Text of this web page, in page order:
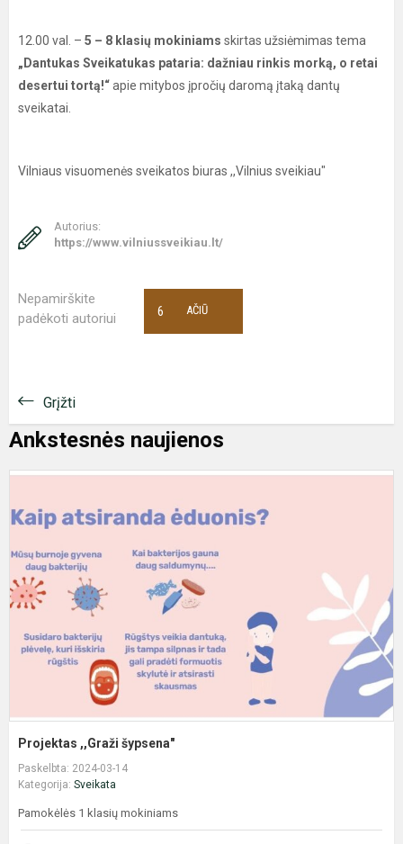
12.00 val. – 5 – 8 klasių mokiniams skirtas užsiėmimas tema
„Dantukas Sveikatukas pataria: dažniau rinkis morką, o retai
desertui tortą!“apie mitybos įpročių daromą įtaką dantų
sveikatai.
Vilniaus visuomenės sveikatos biuras ,,Vilnius sveikiau"
Autorius:
https://www.vilniussveikiau.lt/
Nepamirškite
padėkoti autoriui
AČIŪ
6
Grįžti
Ankstesnės naujienos
Projektas ,,Graži šypsena"
Paskelbta: 2024-03-14
Kategorija: Sveikata
Pamokėlės 1 klasių mokiniams